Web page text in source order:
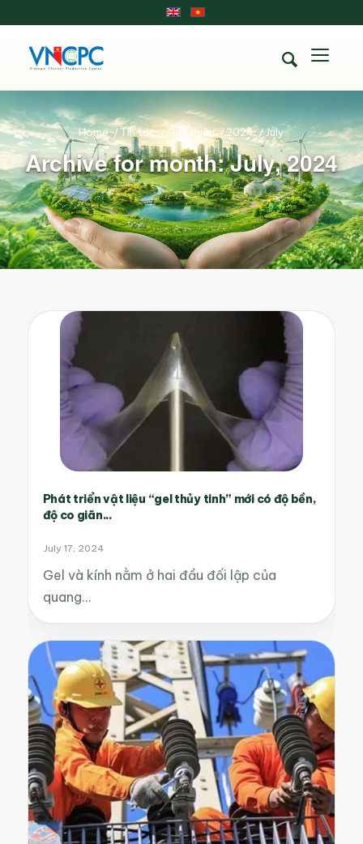
Archive for month: July, 2024
Home / Tin tức /Giới thiệu /2024 /July
Phát triển vật liệu “gel thủy tinh” mới có độ bền,
độ co giãn...
July 17, 2024
Gel và kính nằm ở hai đầu đối lập của
quang…